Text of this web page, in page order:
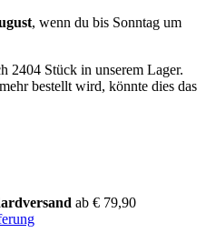
, wenn du bis Sonntag um
2404 Stück in unserem Lager.
bestellt wird, könnte dies das
ab € 79,90